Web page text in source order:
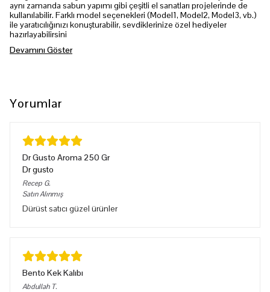
aynı zamanda sabun yapımı gibi çeşitli el sanatları projelerinde de
kullanılabilir. Farklı model seçenekleri (Model1, Model2, Model3, vb.)
ile yaratıcılığınızı konuşturabilir, sevdiklerinize özel hediyeler
hazırlayabilirsini
Devamını Göster
Yorumlar
Dr Gusto Aroma 250 Gr
Dr gusto
Recep G.
Satın Alınmış
Dürüst satıcı güzel ürünler
Bento Kek Kalıbı
Abdullah T.